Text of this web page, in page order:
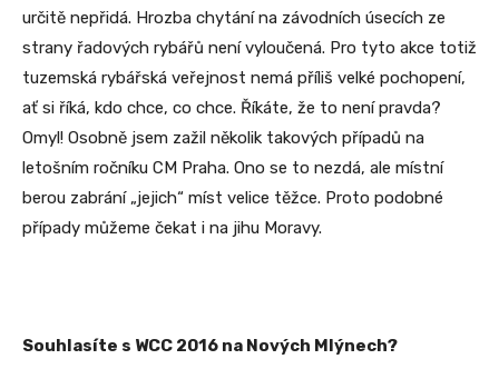
určitě nepřidá. Hrozba chytání na závodních úsecích ze
strany řadových rybářů není vyloučená. Pro tyto akce totiž
tuzemská rybářská veřejnost nemá příliš velké pochopení,
ať si říká, kdo chce, co chce. Říkáte, že to není pravda?
Omyl! Osobně jsem zažil několik takových případů na
letošním ročníku CM Praha. Ono se to nezdá, ale místní
berou zabrání „jejich“ míst velice těžce. Proto podobné
případy můžeme čekat i na jihu Moravy.
Souhlasíte s WCC 2016 na Nových Mlýnech?